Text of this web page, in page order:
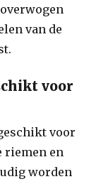
van de
voor
voor
riemen en
worden